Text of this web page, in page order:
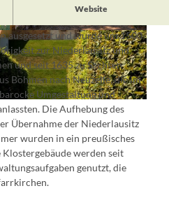
© Florian Läufer, Lizenz: Seenland Oder-Spree
Website
von Meißen das Kloster
ausgesetzt und wurde um 1500
zur Niederlausitz und
und seit 1635 zu Sachsen
Böhmen nach Neuzelle, die im
Umgestaltung und
Die Aufhebung des
Übernahme der Niederlausitz
wurden in ein preußisches
werden seit
genutzt, die